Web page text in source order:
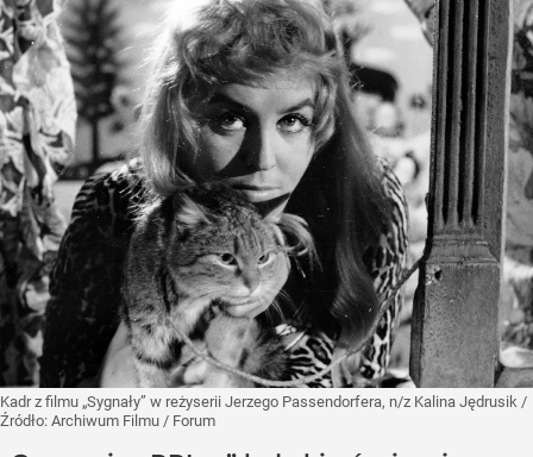
Kadr z filmu „Sygnały” w reżyserii Jerzego Passendorfera, n/z Kalina Jędrusik /
Źródło: Archiwum Filmu / Forum